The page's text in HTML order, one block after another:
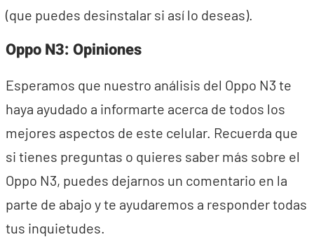
(que puedes desinstalar si así lo deseas).
Oppo N3: Opiniones
Esperamos que nuestro análisis del Oppo N3 te
haya ayudado a informarte acerca de todos los
mejores aspectos de este celular. Recuerda que
si tienes preguntas o quieres saber más sobre el
Oppo N3, puedes dejarnos un comentario en la
parte de abajo y te ayudaremos a responder todas
tus inquietudes.